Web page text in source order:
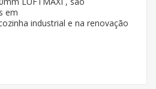
em
industrial e na renovação